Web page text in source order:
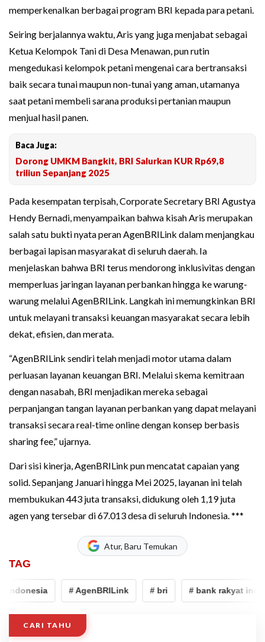
memperkenalkan berbagai program BRI kepada para petani.
Seiring berjalannya waktu, Aris yang juga menjabat sebagai
Ketua Kelompok Tani di Desa Menawan, pun rutin
mengedukasi kelompok petani mengenai cara bertransaksi
baik secara tunai maupun non-tunai yang aman, utamanya
saat petani membeli sarana produksi pertanian maupun
menjual hasil panen.
Baca Juga:
Dorong UMKM Bangkit, BRI Salurkan KUR Rp69,8
triliun Sepanjang 2025
Pada kesempatan terpisah, Corporate Secretary BRI Agustya
Hendy Bernadi, menyampaikan bahwa kisah Aris merupakan
salah satu bukti nyata peran AgenBRILink dalam menjangkau
berbagai lapisan masyarakat di seluruh daerah. Ia
menjelaskan bahwa BRI terus mendorong inklusivitas dengan
memperluas jaringan layanan perbankan hingga ke warung-
warung melalui AgenBRILink. Langkah ini memungkinkan BRI
untuk melayani transaksi keuangan masyarakat secara lebih
dekat, efisien, dan merata.
“AgenBRILink sendiri telah menjadi motor utama dalam
perluasan layanan keuangan BRI. Melalui skema kemitraan
dengan nasabah, BRI menjadikan mereka sebagai
perpanjangan tangan layanan perbankan yang dapat melayani
transaksi secara real-time online dengan konsep berbasis
sharing fee,” ujarnya.
Dari sisi kinerja, AgenBRILink pun mencatat capaian yang
solid. Sepanjang Januari hingga Mei 2025, layanan ini telah
membukukan 443 juta transaksi, didukung oleh 1,19 juta
agen yang tersebar di 67.013 desa di seluruh Indonesia. ***
Atur, Baru Temukan
TAG
# AgenBRILink # bri # bank rakyat
CARI TAHU